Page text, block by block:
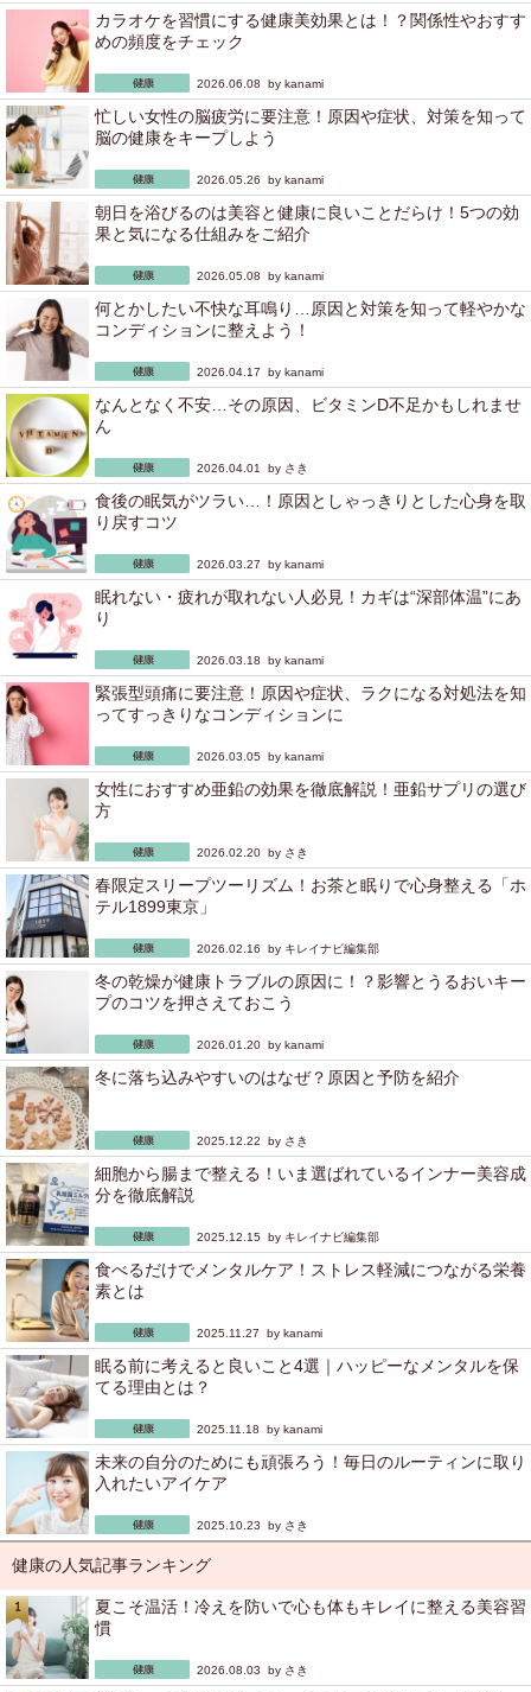
カラオケを習慣にする健康美効果とは！？関係性やおすす
めの頻度をチェック
2026.06.08 by kanami
忙しい女性の脳疲労に要注意！原因や症状、対策を知って
脳の健康をキープしよう
2026.05.26 by kanami
朝日を浴びるのは美容と健康に良いことだらけ！5つの効
果と気になる仕組みをご紹介
2026.05.08 by kanami
何とかしたい不快な耳鳴り…原因と対策を知って軽やかな
コンディションに整えよう！
2026.04.17 by kanami
なんとなく不安…その原因、ビタミンD不足かもしれませ
ん
2026.04.01 by さき
食後の眠気がツラい…！原因としゃっきりとした心身を取
り戻すコツ
2026.03.27 by kanami
眠れない・疲れが取れない人必見！カギは“深部体温”にあ
り
2026.03.18 by kanami
緊張型頭痛に要注意！原因や症状、ラクになる対処法を知
ってすっきりなコンディションに
2026.03.05 by kanami
女性におすすめ亜鉛の効果を徹底解説！亜鉛サプリの選び
方
2026.02.20 by さき
春限定スリープツーリズム！お茶と眠りで心身整える「ホ
テル1899東京」
2026.02.16 by キレイナビ編集部
冬の乾燥が健康トラブルの原因に！？影響とうるおいキー
プのコツを押さえておこう
2026.01.20 by kanami
冬に落ち込みやすいのはなぜ？原因と予防を紹介
2025.12.22 by さき
細胞から腸まで整える！いま選ばれているインナー美容成
分を徹底解説
2025.12.15 by キレイナビ編集部
食べるだけでメンタルケア！ストレス軽減につながる栄養
素とは
2025.11.27 by kanami
眠る前に考えると良いこと4選｜ハッピーなメンタルを保
てる理由とは？
2025.11.18 by kanami
未来の自分のためにも頑張ろう！毎日のルーティンに取り
入れたいアイケア
2025.10.23 by さき
健康の人気記事ランキング
夏こそ温活！冷えを防いで心も体もキレイに整える美容習
慣
2026.08.03 by さき